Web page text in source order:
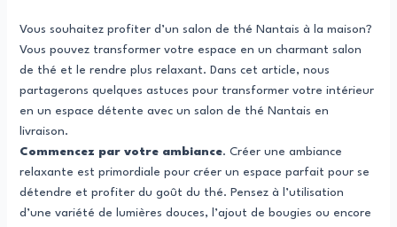
Vous souhaitez profiter d’un salon de thé Nantais à la maison?
Vous pouvez transformer votre espace en un charmant salon
de thé et le rendre plus relaxant. Dans cet article, nous
partagerons quelques astuces pour transformer votre intérieur
en un espace détente avec un salon de thé Nantais en
livraison.
Commencez par votre ambiance. Créer une ambiance
relaxante est primordiale pour créer un espace parfait pour se
détendre et profiter du goût du thé. Pensez à l’utilisation
d’une variété de lumières douces, l’ajout de bougies ou encore